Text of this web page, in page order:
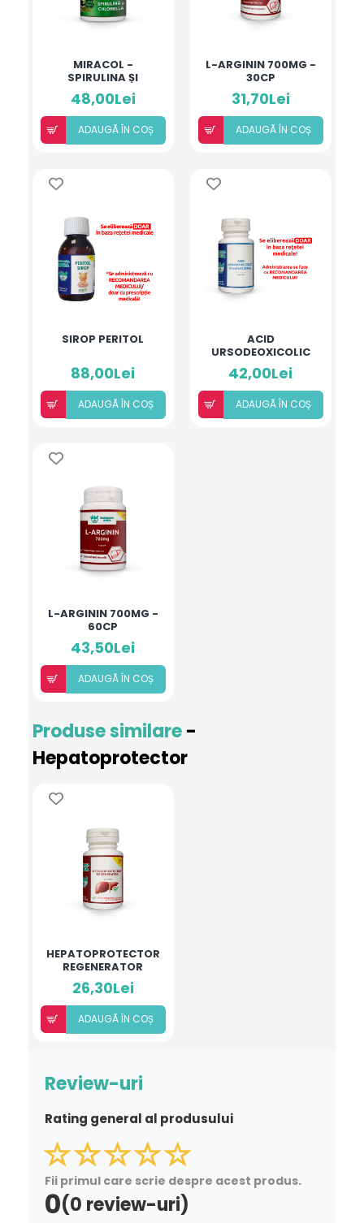
MIRACOL -
SPIRULINA ȘI
CHLORELLA
48,00Lei
ADAUGÃ ÎN COȘ
L-ARGININ 700MG -
30CP
31,70Lei
ADAUGÃ ÎN COȘ
SIROP PERITOL
88,00Lei
ADAUGÃ ÎN COȘ
ACID
URSODEOXICOLIC
250 MG
42,00Lei
ADAUGÃ ÎN COȘ
L-ARGININ 700MG -
60CP
43,50Lei
ADAUGÃ ÎN COȘ
Produse similare-
Hepatoprotector
HEPATOPROTECTOR
REGENERATOR
26,30Lei
ADAUGÃ ÎN COȘ
Review-uri
Rating general al produsului
Fii primul care scrie despre acest produs.
0(0 review-uri)